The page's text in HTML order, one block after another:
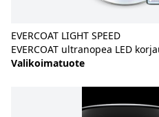
EVERCOAT LIGHT SPEED
EVERCOAT ultranopea LED
Valikoimatuote